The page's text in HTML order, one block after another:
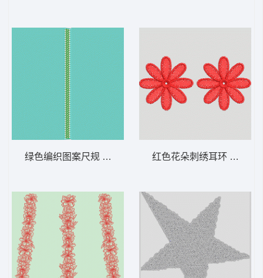
绿色编织图案尺规 条码 红色花朵刺绣耳环 简单花